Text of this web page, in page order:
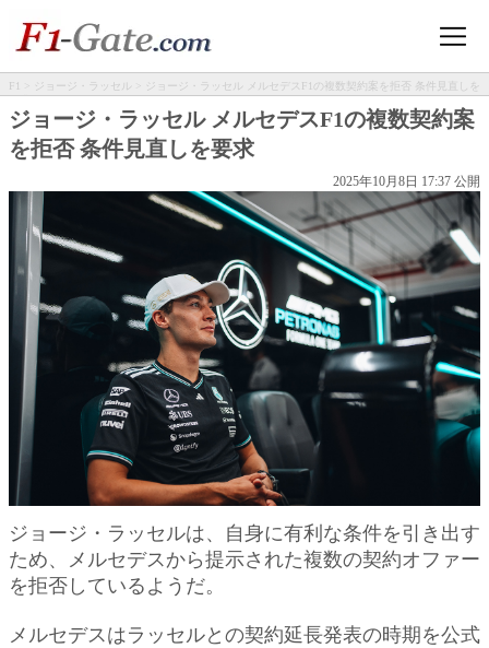
F1 > ジョージ・ラッセル
> ジョージ・ラッセル メルセデスF1の複数契約案を拒否 条件見直しを
要求
ジョージ・ラッセル メルセデスF1の複数契約案
を拒否 条件見直しを要求
2025年10月8日 17:37 公開
ジョージ・ラッセルは、自身に有利な条件を引き出す
ため、メルセデスから提示された複数の契約オファー
を拒否しているようだ。
メルセデスはラッセルとの契約延長発表の時期を公式